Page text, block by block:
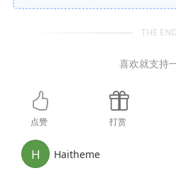
THE END
喜欢就支持
H Haitheme
点赞 打赏